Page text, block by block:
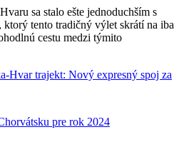
sa stalo ešte jednoduchším s
tento tradičný výlet skrátí na iba
cestu medzi týmito
Hvar trajekt: Nový expresný spoj za